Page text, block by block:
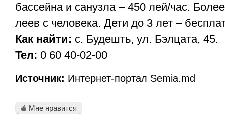
бассейна и санузла – 450 лей/час.
леев с человека. Дети до 3 лет –
Как найти: с. Будешть, ул. Бэлцата, 45.
Teл: 0 60 40-02-00
Источник: Интернет-портал Semia.md
Мне нравится